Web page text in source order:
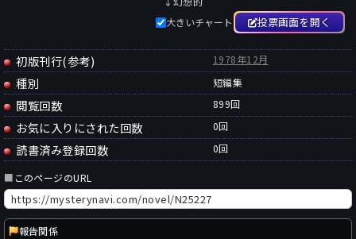
大きいチャート
投票画面を開く
初版刊行(参考) 1978年12月
種別 短編集
閲覧回数 899回
お気に入りにされた回数 0回
読書済み登録回数 0回
■ このページのURL
報告関係